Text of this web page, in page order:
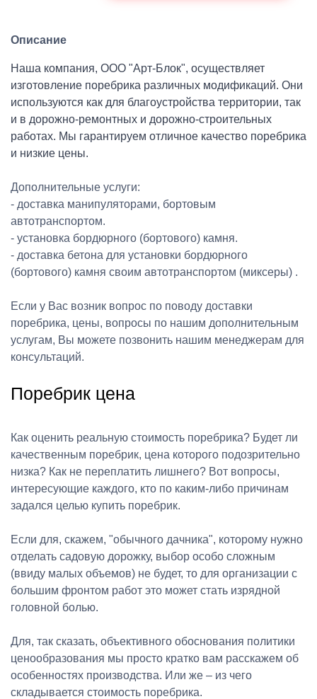
Описание
Наша компания, ООО "Арт-Блок", осуществляет
изготовление поребрика различных модификаций. Они
используются как для благоустройства территории, так
и в дорожно-ремонтных и дорожно-строительных
работах. Мы гарантируем отличное качество поребрика
и низкие цены.
Дополнительные услуги:
- доставка манипуляторами, бортовым
автотранспортом.
- установка бордюрного (бортового) камня.
- доставка бетона для установки бордюрного
(бортового) камня своим автотранспортом (миксеры) .
Если у Вас возник вопрос по поводу доставки
поребрика, цены, вопросы по нашим дополнительным
услугам, Вы можете позвонить нашим менеджерам для
консультаций.
Поребрик цена
Как оценить реальную стоимость поребрика? Будет ли
качественным поребрик, цена которого подозрительно
низка? Как не переплатить лишнего? Вот вопросы,
интересующие каждого, кто по каким-либо причинам
задался целью купить поребрик.
Если для, скажем, "обычного дачника", которому нужно
отделать садовую дорожку, выбор особо сложным
(ввиду малых объемов) не будет, то для организации с
большим фронтом работ это может стать изрядной
головной болью.
Для, так сказать, объективного обоснования политики
ценообразования мы просто кратко вам расскажем об
особенностях производства. Или же – из чего
складывается стоимость поребрика.